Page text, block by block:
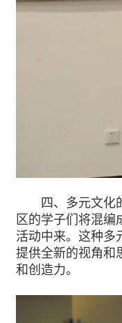
四、多元文化的
区的学子们将混编
活动中来。这种多
提供全新的视角和
和创造力。